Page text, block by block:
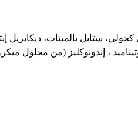
، إندونوكليز (من محلول